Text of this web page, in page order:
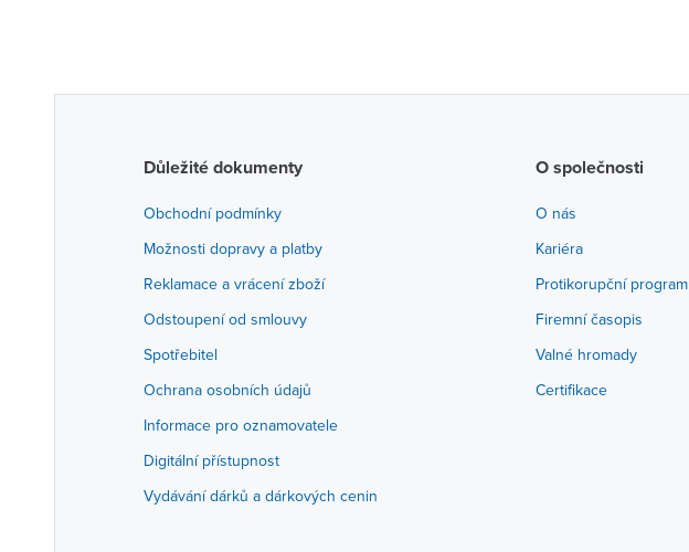
Důležité dokumenty
Obchodní podmínky
Možnosti dopravy a platby
Reklamace a vrácení zboží
Odstoupení od smlouvy
Spotřebitel
Ochrana osobních údajů
Informace pro oznamovatele
Digitální přístupnost
Vydávání dárků a dárkových cenin
O společnosti
O nás
Kariéra
Protikorupční program
Firemní časopis
Valné hromady
Certifikace